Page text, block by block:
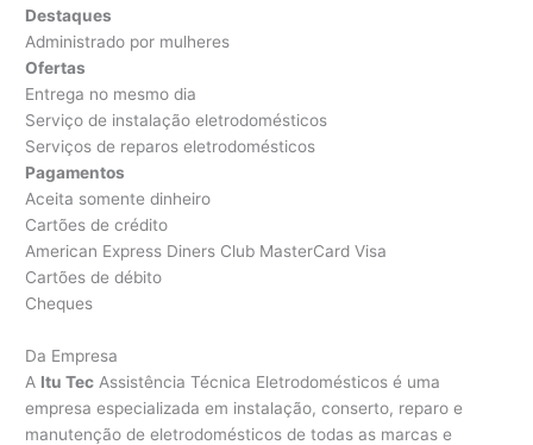
Destaques
Administrado por mulheres
Ofertas
Entrega no mesmo dia
Serviço de instalação eletrodomésticos
Serviços de reparos eletrodomésticos
Pagamentos
Aceita somente dinheiro
Cartões de crédito
American Express Diners Club MasterCard Visa
Cartões de débito
Cheques
Da Empresa
A Itu Tec Assistência Técnica Eletrodomésticos é uma
empresa especializada em instalação, conserto, reparo e
manutenção de eletrodomésticos de todas as marcas e